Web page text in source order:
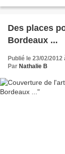
Des places
Bordeaux ...
Publié le 23/02/2012
Par Nathalie B